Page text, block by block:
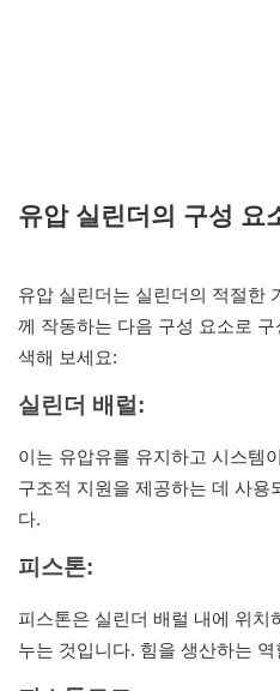
유압 실린더의 구성 요
유압 실린더는 실린더의 적절한
께 작동하는 다음 구성 요소로
색해 보세요:
실린더 배럴:
이는 유압유를 유지하고 시스템
구조적 지원을 제공하는 데 사용
다.
피스톤:
피스톤은 실린더 배럴 내에 위치
누는 것입니다. 힘을 생산하는